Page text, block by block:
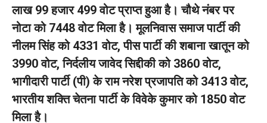
लाख 99 हजार 499 वोट प्राप्त हुआ है। चौथे नंबर पर
नोटा को 7448 वोट मिला है। मूलनिवास समाज पार्टी की
नीलम सिंह को 4331 वोट, पीस पार्टी की शबाना खातून को
3990 वोट, निर्दलीय जावेद सिद्दीकी को 3860 वोट,
भागीदारी पार्टी (पी) के राम नरेश प्रजापति को 3413 वोट,
भारतीय शक्ति चेतना पार्टी के विवेके कुमार को 1850 वोट
मिला है।